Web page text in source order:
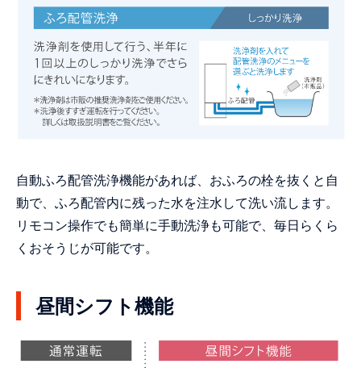
自動ふろ配管洗浄機能があれば、おふろの栓を抜くと自
動で、ふろ配管内に残った水を注水して洗い流します。
リモコン操作でも簡単に手動洗浄も可能で、毎日らくら
くおそうじが可能です。
昼間シフト機能